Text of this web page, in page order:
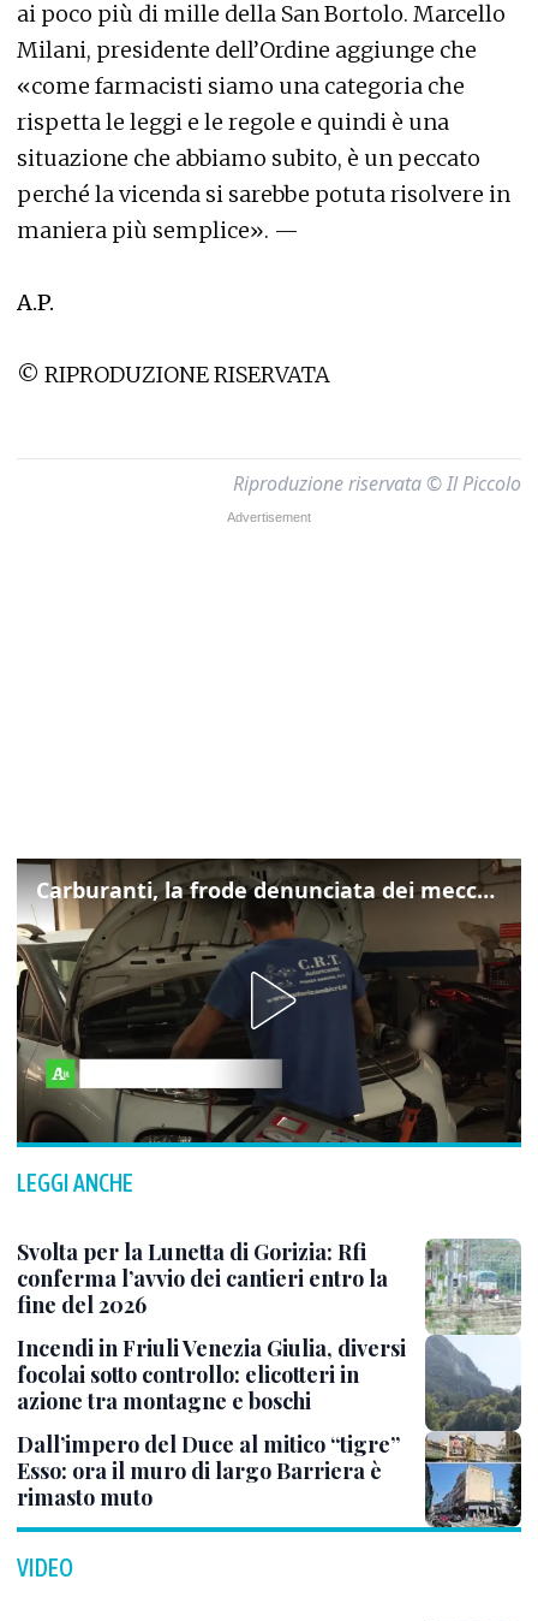
ai poco più di mille della San Bortolo. Marcello
Milani, presidente dell’Ordine aggiunge che
«come farmacisti siamo una categoria che
rispetta le leggi e le regole e quindi è una
situazione che abbiamo subito, è un peccato
perché la vicenda si sarebbe potuta risolvere in
maniera più semplice». —
A.P.
© RIPRODUZIONE RISERVATA
Riproduzione riservata © Il Piccolo
Carburanti, la frode denunciata dei meccanici: "Acqua in gasolio e benzina"
LEGGI ANCHE
Svolta per la Lunetta di Gorizia: Rfi
conferma l’avvio dei cantieri entro la
fine del 2026
Incendi in Friuli Venezia Giulia, diversi
focolai sotto controllo: elicotteri in
azione tra montagne e boschi
Dall’impero del Duce al mitico “tigre”
Esso: ora il muro di largo Barriera è
rimasto muto
VIDEO